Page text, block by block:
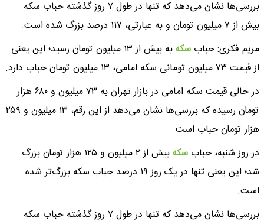
بررسی‌ها نشان می‌دهد که تنها در طول ۷ روز گذشته حباب سکه
بیش از ۷ میلیون تومان و به عبارتی، ۱۱۷ درصد بزرگ شده است.
مریم فکری: حباب سکه
به بیش از ۱۳ میلیون تومان رسید؛ این یعنی
از قیمت ۷۳ میلیون تومانی سکه امامی، ۱۳ میلیون تومان حباب دارد.
در حالی قیمت سکه امامی در بازار تهران به ۷۳ میلیون و ۶۸۰ هزار
تومان رسیده که بررسی‌ها نشان می‌دهد از این رقم، ۱۳ میلیون و ۲۵۹
هزار تومان حباب است.
در روز شنبه، حباب سکه
بیش از ۲ میلیون و ۱۲۵ هزار تومان بزرگ
شد؛ این یعنی تنها در یک روز ۱۹ درصد حباب سکه بزرگ‌تر شده
است.
بررسی‌ها نشان می‌دهد که تنها در طول ۷ روز گذشته حباب سکه